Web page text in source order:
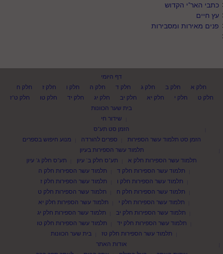
כתבי האר"י הקדוש
עץ חיים
פנים מאירות ומסבירות
דף היומי
חלק א
חלק ב חלק ג חלק ד חלק ה חלק ו חלק ז
חלק ח
חלק ט
חלק י חלק יא חלק יב חלק יג חלק יד חלק טו
חלק ט"ז
בית שער הכוונות
שידור חי
הזמן סט תע"ס
הזמן סט תלמוד עשר הספירות
ספרים להורדה
מנוע חיפוש בספרים
תלמוד עשר הספירות בעיון
תלמוד עשר הספירות חלק א
תע"ס חלק ב' עיון
תע"ס חלק ג' עיון
תלמוד עשר הספירות חלק ד
תלמוד עשר הספירות חלק ה
תלמוד עשר הספירות חלק ו
תלמוד עשר הספירות חלק ז
תלמוד עשר הספירות חלק ח
תלמוד עשר הספירות חלק ט
תלמוד עשר הספירות חלק י
תלמוד עשר הספירות חלק יא
תלמוד עשר הספירות חלק יב
תלמוד עשר הספירות חלק יג
תלמוד עשר הספירות חלק יד
תלמוד עשר הספירות חלק טו
תלמוד עשר הספירות חלק טז
בית שער הכוונות
אודות האתר